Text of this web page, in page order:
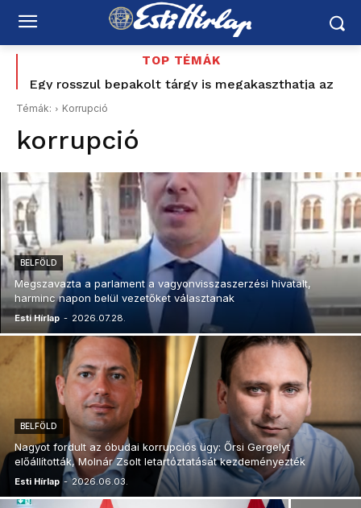
TOP TÉMÁK
Egy rosszul bepakolt tárgy is megakaszthatja az
indulást – így készüljön a repülőtéri poggyásszal
Témák: Korrupció
korrupció
BELFÖLD
Megszavazta a parlament a vagyonvisszaszerzési hivatalt,
harminc napon belül vezetőket választanak
Esti Hírlap - 2026.07.28.
BELFÖLD
Nagyot fordult az óbudai korrupciós ügy: Őrsi Gergelyt
előállították, Molnár Zsolt letartóztatását kezdeményezték
Esti Hírlap - 2026.06.03.